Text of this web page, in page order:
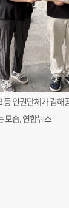
인권단체가 김해
모습. 연합뉴스